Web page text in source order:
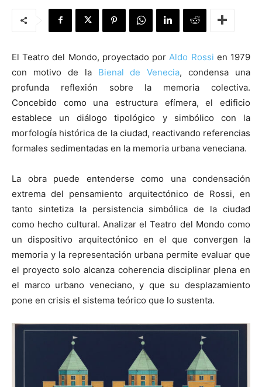
El Teatro del Mondo, proyectado por Aldo Rossi en 1979
con motivo de la Bienal de Venecia, condensa una
profunda reflexión sobre la memoria colectiva.
Concebido como una estructura efímera, el edificio
establece un diálogo tipológico y simbólico con la
morfología histórica de la ciudad, reactivando referencias
formales sedimentadas en la memoria urbana veneciana.
La obra puede entenderse como una condensación
extrema del pensamiento arquitectónico de Rossi, en
tanto sintetiza la persistencia simbólica de la ciudad
como hecho cultural. Analizar el Teatro del Mondo como
un dispositivo arquitectónico en el que convergen la
memoria y la representación urbana permite evaluar que
el proyecto solo alcanza coherencia disciplinar plena en
el marco urbano veneciano, y que su desplazamiento
pone en crisis el sistema teórico que lo sustenta.